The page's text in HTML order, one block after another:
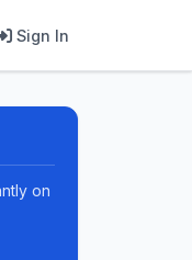
Sign In
on